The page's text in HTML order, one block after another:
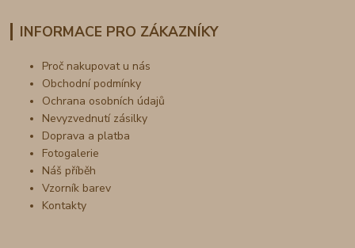
INFORMACE PRO ZÁKAZNÍKY
Proč nakupovat u nás
Obchodní podmínky
Ochrana osobních údajů
Nevyzvednutí zásilky
Doprava a platba
Fotogalerie
Náš příběh
Vzorník barev
Kontakty